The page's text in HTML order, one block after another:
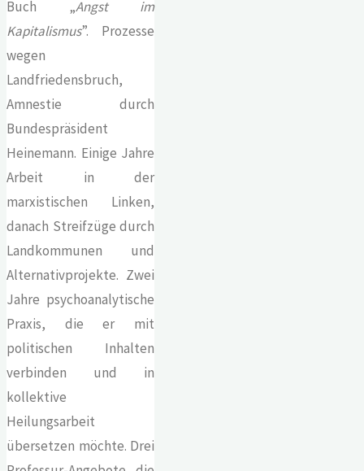
Buch „Angst im
Kapitalismus”. Prozesse
wegen
Landfriedensbruch,
Amnestie durch
Bundespräsident
Heinemann. Einige Jahre
Arbeit in der
marxistischen Linken,
danach Streifzüge durch
Landkommunen und
Alternativprojekte. Zwei
Jahre psychoanalytische
Praxis, die er mit
politischen Inhalten
verbinden und in
kollektive
Heilungsarbeit
übersetzen möchte. Drei